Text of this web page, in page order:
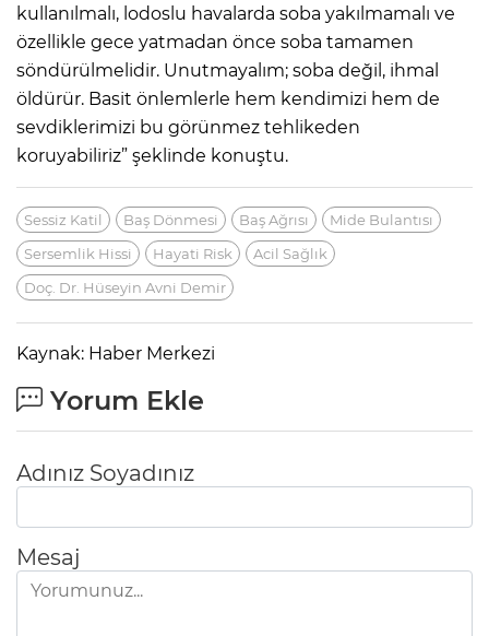
kullanılmalı, lodoslu havalarda soba yakılmamalı ve
özellikle gece yatmadan önce soba tamamen
söndürülmelidir. Unutmayalım; soba değil, ihmal
öldürür. Basit önlemlerle hem kendimizi hem de
sevdiklerimizi bu görünmez tehlikeden
koruyabiliriz” şeklinde konuştu.
Sessiz Katil Baş Dönmesi Baş Ağrısı
Mide Bulantısı
Sersemlik Hissi
Hayati Risk
Acil Sağlık
Doç. Dr. Hüseyin Avni Demir
Kaynak: Haber Merkezi
Yorum Ekle
Adınız Soyadınız
Mesaj